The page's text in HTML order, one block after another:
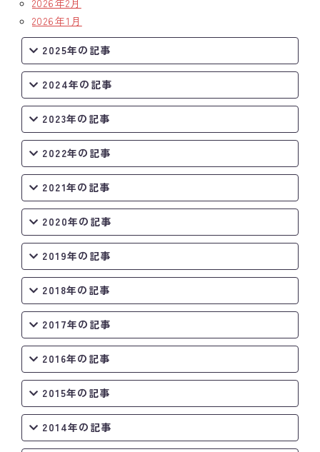
2026年2月
2026年1月
2025年の記事
2024年の記事
2023年の記事
2022年の記事
2021年の記事
2020年の記事
2019年の記事
2018年の記事
2017年の記事
2016年の記事
2015年の記事
2014年の記事